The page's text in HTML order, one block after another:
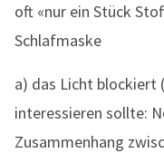
oft «nur ein Stück
Schlafmaske
a) das Licht blockiert
interessieren sollte:
Zusammenhang